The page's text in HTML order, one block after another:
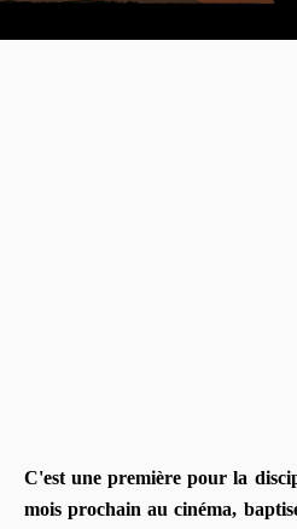
C'est une première pour la
mois prochain au cinéma,